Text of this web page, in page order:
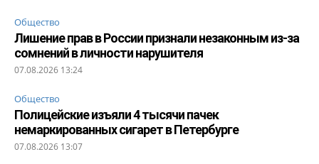
Общество
Лишение прав в России признали незаконным из-за
сомнений в личности нарушителя
07.08.2026 13:24
Общество
Полицейские изъяли 4 тысячи пачек
немаркированных сигарет в Петербурге
07.08.2026 13:07